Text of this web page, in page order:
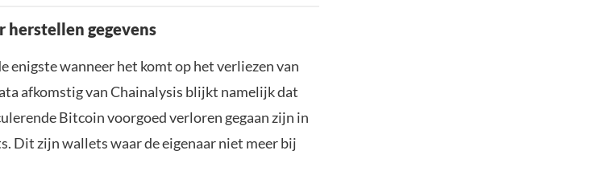
herstellen gegevens
enigste wanneer het komt op het verliezen van
afkomstig van Chainalysis blijkt namelijk dat
Bitcoin voorgoed verloren gegaan zijn in
Dit zijn wallets waar de eigenaar niet meer bij